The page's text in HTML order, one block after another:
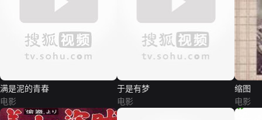
满是泥的青春
电影
于是有梦
电影
缩图
电影